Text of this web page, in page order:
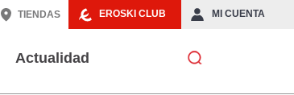
EROSKI CLUB MI CUENTA
TIENDAS
Actualidad